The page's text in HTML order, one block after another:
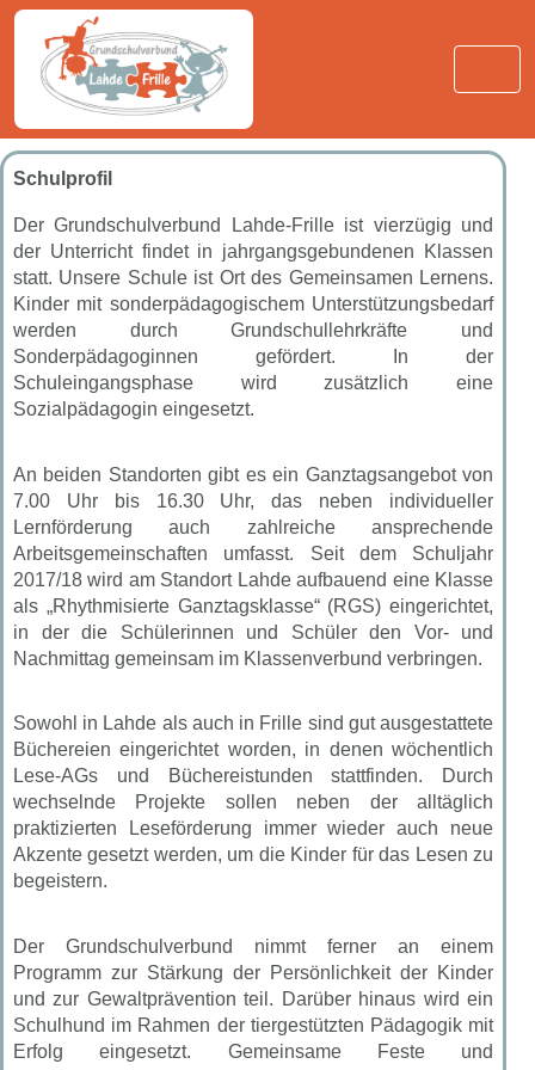
Schulprofil
Der Grundschulverbund Lahde-Frille ist vierzügig und
der Unterricht findet in jahrgangsgebundenen Klassen
statt. Unsere Schule ist Ort des Gemeinsamen Lernens.
Kinder mit sonderpädagogischem Unterstützungsbedarf
werden durch Grundschullehrkräfte und
Sonderpädagoginnen gefördert. In der
Schuleingangsphase wird zusätzlich eine
Sozialpädagogin eingesetzt.
An beiden Standorten gibt es ein Ganztagsangebot von
7.00 Uhr bis 16.30 Uhr, das neben individueller
Lernförderung auch zahlreiche ansprechende
Arbeitsgemeinschaften umfasst. Seit dem Schuljahr
2017/18 wird am Standort Lahde aufbauend eine Klasse
als „Rhythmisierte Ganztagsklasse“ (RGS) eingerichtet,
in der die Schülerinnen und Schüler den Vor- und
Nachmittag gemeinsam im Klassenverbund verbringen.
Sowohl in Lahde als auch in Frille sind gut ausgestattete
Büchereien eingerichtet worden, in denen wöchentlich
Lese-AGs und Büchereistunden stattfinden. Durch
wechselnde Projekte sollen neben der alltäglich
praktizierten Leseförderung immer wieder auch neue
Akzente gesetzt werden, um die Kinder für das Lesen zu
begeistern.
Der Grundschulverbund nimmt ferner an einem
Programm zur Stärkung der Persönlichkeit der Kinder
und zur Gewaltprävention teil. Darüber hinaus wird ein
Schulhund im Rahmen der tiergestützten Pädagogik mit
Erfolg eingesetzt. Gemeinsame Feste und